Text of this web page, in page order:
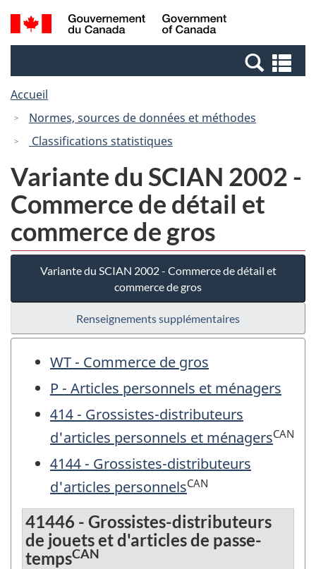
Passer
au
Passer
à
Canada
Recherche
et
et
Accueil
Normes, sources de données et méthodes
Classifications statistiques
Variante du SCIAN 2002 -
Commerce de détail et
commerce de gros
Variante du SCIAN 2002 - Commerce de détail et
commerce de gros
Renseignements supplémentaires
WT - Commerce de gros
P - Articles personnels et ménagers
414 - Grossistes-distributeurs
d'articles personnels et ménagersCAN
4144 - Grossistes-distributeurs
d'articles personnelsCAN
41446 - Grossistes-distributeurs
de jouets et d'articles de passe-
tempsCAN